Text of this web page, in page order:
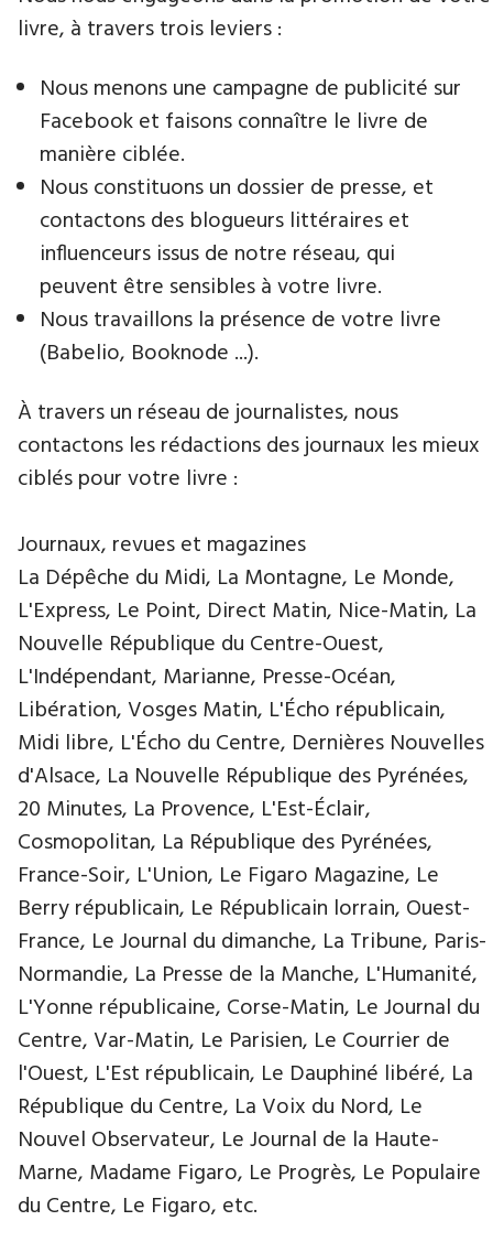
livre, à travers trois leviers :
Nous menons une campagne de publicité sur
Facebook et faisons connaître le livre de
manière ciblée.
Nous constituons un dossier de presse, et
contactons des blogueurs littéraires et
influenceurs issus de notre réseau, qui
peuvent être sensibles à votre livre.
Nous travaillons la présence de votre livre
(Babelio, Booknode ...).
À travers un réseau de journalistes, nous
contactons les rédactions des journaux les mieux
ciblés pour votre livre :
Journaux, revues et magazines
La Dépêche du Midi, La Montagne, Le Monde,
L'Express, Le Point, Direct Matin, Nice-Matin, La
Nouvelle République du Centre-Ouest,
L'Indépendant, Marianne, Presse-Océan,
Libération, Vosges Matin, L'Écho républicain,
Midi libre, L'Écho du Centre, Dernières Nouvelles
d'Alsace, La Nouvelle République des Pyrénées,
20 Minutes, La Provence, L'Est-Éclair,
Cosmopolitan, La République des Pyrénées,
France-Soir, L'Union, Le Figaro Magazine, Le
Berry républicain, Le Républicain lorrain, Ouest-
France, Le Journal du dimanche, La Tribune, Paris-
Normandie, La Presse de la Manche, L'Humanité,
L'Yonne républicaine, Corse-Matin, Le Journal du
Centre, Var-Matin, Le Parisien, Le Courrier de
l'Ouest, L'Est républicain, Le Dauphiné libéré, La
République du Centre, La Voix du Nord, Le
Nouvel Observateur, Le Journal de la Haute-
Marne, Madame Figaro, Le Progrès, Le Populaire
du Centre, Le Figaro, etc.